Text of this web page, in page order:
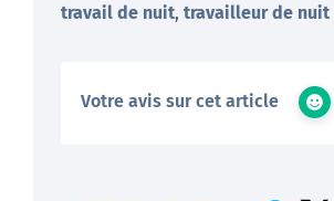
travail de nuit, travailleur de nuit
Votre avis sur cet article